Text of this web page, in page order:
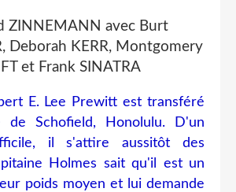
ZINNEMANN avec Burt
Deborah KERR, Montgomery
et Frank SINATRA
E. Lee Prewitt est transféré
de Schofield, Honolulu. D'un
il s'attire aussitôt des
Holmes sait qu'il est un
poids moyen et lui demande